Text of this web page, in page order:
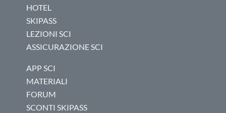
HOTEL
SKIPASS
LEZIONI SCI
ASSICURAZIONE SCI
APP SCI
MATERIALI
FORUM
SCONTI SKIPASS